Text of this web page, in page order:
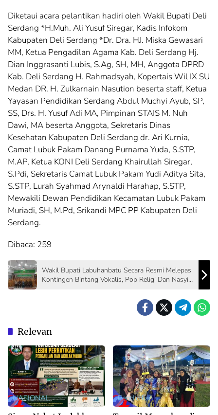
Diketaui acara pelantikan hadiri oleh Wakil Bupati Deli
Serdang *H.Muh. Ali Yusuf Siregar, Kadis Infokom
Kabupaten Deli Serdang *Dr. Dra. HJ. Miska Gewasari
MM, Ketua Pengadilan Agama Kab. Deli Serdang Hj.
Dian Inggrasanti Lubis, S.Ag, SH, MH, Anggota DPRD
Kab. Deli Serdang H. Rahmadsyah, Kopertais Wil IX SU
Medan DR. H. Zulkarnain Nasution beserta staff, Ketua
Yayasan Pendidikan Serdang Abdul Muchyi Ayub, SP,
SS, Drs. H. Yusuf Adi MA, Pimpinan STAIS M. Nuh
Dawi, MA beserta Anggota, Sekretaris Dinas
Kesehatan Kabupaten Deli Serdang dr. Ari Kurnia,
Camat Lubuk Pakam Danang Purnama Yuda, S.STP,
M.AP, Ketua KONI Deli Serdang Khairullah Siregar,
S.Pdi, Sekretaris Camat Lubuk Pakam Yudi Aditya Sita,
S.STP, Lurah Syahmad Arynaldi Harahap, S.STP,
Mewakili Dewan Pendidikan Kecamatan Lubuk Pakam
Muriadi, SH, M.Pd, Srikandi MPC PP Kabupaten Deli
Serdang.
Dibaca: 259
Wakil Bupati Labuhanbatu Secara Resmi Melepas
Kontingen Bintang Vokalis, Pop Religi Dan Nasyid
Relevan
NASIONAL Pendidikan